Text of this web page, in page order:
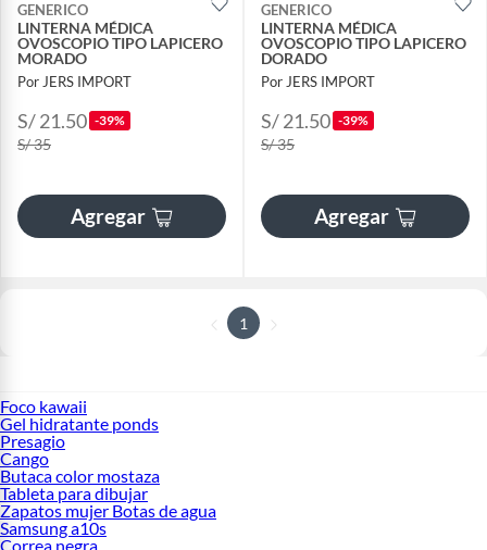
GENERICO
LINTERNA MÉDICA
OVOSCOPIO TIPO LAPICERO
MORADO
Por JERS IMPORT
S/ 21.50 -39%
S/ 35
Agregar
GENERICO
LINTERNA MÉDICA
OVOSCOPIO TIPO LAPICERO
DORADO
Por JERS IMPORT
S/ 21.50 -39%
S/ 35
Agregar
1
Foco kawaii
Gel hidratante ponds
Presagio
Cango
Butaca color mostaza
Tableta para dibujar
Zapatos mujer Botas de agua
Samsung a10s
Correa negra